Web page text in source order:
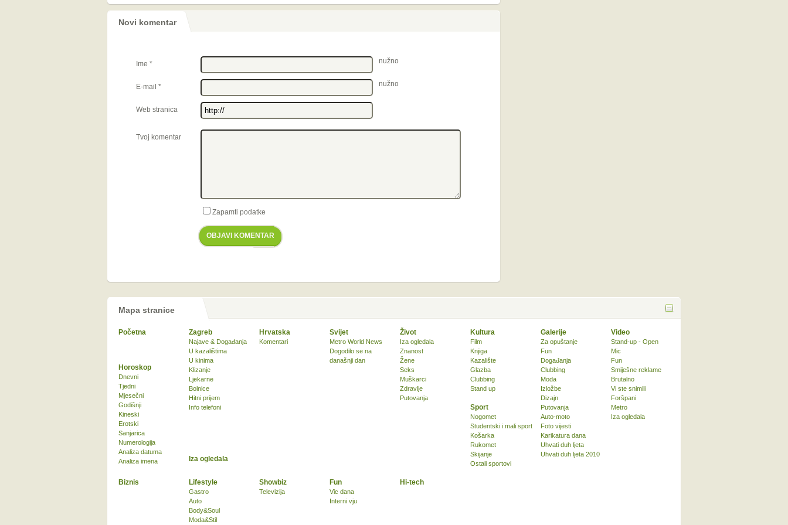
Novi komentar
Ime * nužno
E-mail * nužno
Web stranica
Tvoj komentar
Zapamti podatke
OBJAVI KOMENTAR
Mapa stranice
Početna Zagreb
Najave & Događanja
U kazalištima
U kinima
Klizanje
Ljekarne
Bolnice
Hitni prijem
Info telefoni
Hrvatska
Komentari
Svijet
Metro World News
Dogodilo se na
današnji dan
Život
Iza ogledala
Znanost
Žene
Seks
Muškarci
Zdravlje
Putovanja
Kultura
Film
Knjiga
Kazalište
Glazba
Clubbing
Stand up
Sport
Nogomet
Studentski i mali sport
Košarka
Rukomet
Skijanje
Ostali sportovi
Biznis Lifestyle
Gastro
Auto
Body&Soul
Moda&Stil
Showbiz
Televizija
Fun
Vic dana
Interni vju
Horoskop
Dnevni
Tjedni
Mjesečni
Godišnji
Kineski
Erotski
Sanjarica
Numerologija
Analiza datuma
Analiza imena
Iza ogledala
Hi-tech
Galerije
Za opuštanje
Fun
Događanja
Clubbing
Moda
Izložbe
Dizajn
Putovanja
Auto-moto
Foto vijesti
Karikatura dana
Uhvati duh ljeta
Uhvati duh ljeta 2010
Video
Stand-up - Open
Mic
Fun
Smiješne reklame
Brutalno
Vi ste snimili
Foršpani
Metro
Iza ogledala